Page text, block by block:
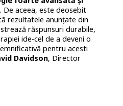
. De aceea, este deosebit
rezultatele anunțate din
răspunsuri durabile,
ide-cel de a deveni o
pentru acesti
Davidson, Director